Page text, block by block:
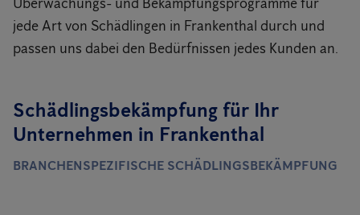
jede Art von Schädlingen in Frankenthal durch und
passen uns dabei den Bedürfnissen jedes Kunden an.
Schädlingsbekämpfung für Ihr
Unternehmen in Frankenthal
BRANCHENSPEZIFISCHE SCHÄDLINGSBEKÄMPFUNG